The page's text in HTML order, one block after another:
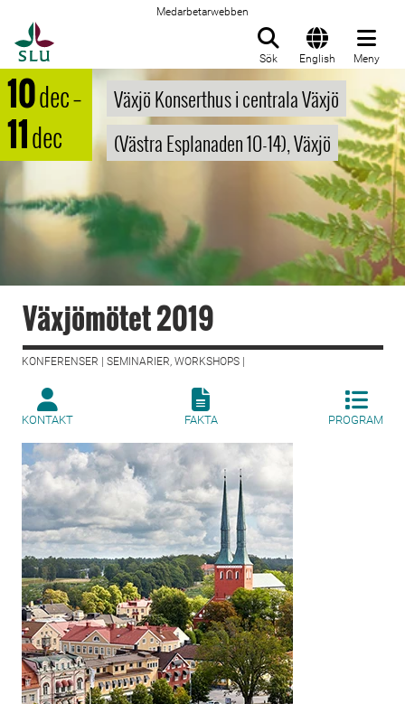
Medarbetarwebben
Sök English Meny
10dec–
11dec
Växjö Konserthus i centrala Växjö
(Västra Esplanaden 10-14), Växjö
Växjömötet 2019
KONFERENSER | SEMINARIER, WORKSHOPS |
KONTAKT FAKTA PROGRAM